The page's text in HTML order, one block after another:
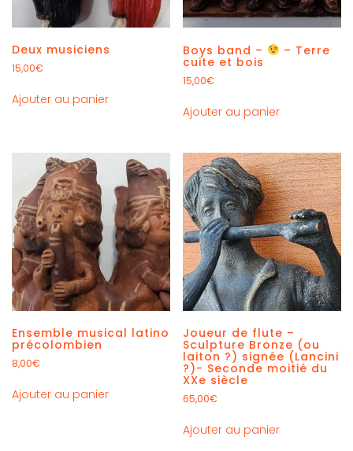
Deux musiciens
15,00€
Ajouter au panier
Boys band – – Terre
cuite et bois
15,00€
Ajouter au panier
Ensemble musical latino
précolombien
8,00€
Ajouter au panier
Joueur de flute –
Sculpture Bronze (ou
laiton ?) signée (Lancini
?)- Seconde moitié du
XXe siècle
65,00€
Ajouter au panier